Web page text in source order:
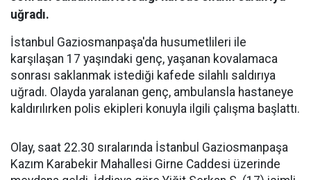
uğradı.
İstanbul Gaziosmanpaşa'da husumetlileri ile
karşılaşan 17 yaşındaki genç, yaşanan kovalamaca
sonrası saklanmak istediği kafede silahlı saldırıya
uğradı. Olayda yaralanan genç, ambulansla hastaneye
kaldırılırken polis ekipleri konuyla ilgili çalışma başlattı.
Olay, saat 22.30 sıralarında İstanbul Gaziosmanpaşa
Kazım Karabekir Mahallesi Girne Caddesi üzerinde